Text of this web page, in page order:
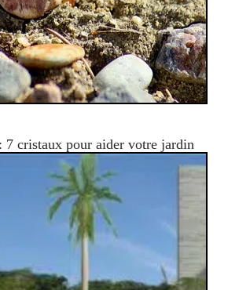
7 cristaux pour aider votre jardin